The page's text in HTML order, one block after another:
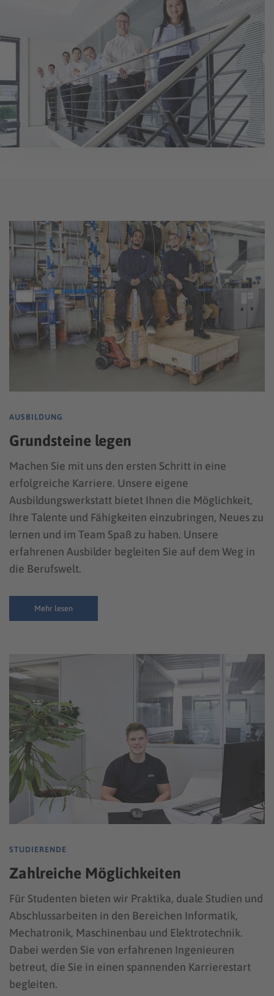
AUSBILDUNG
Grundsteine legen
Machen Sie mit uns den ersten Schritt in eine
erfolgreiche Karriere. Unsere eigene
Ausbildungswerkstatt bietet Ihnen die Möglichkeit,
Ihre Talente und Fähigkeiten einzubringen, Neues zu
lernen und im Team Spaß zu haben. Unsere
erfahrenen Ausbilder begleiten Sie auf dem Weg in
die Berufswelt.
Mehr lesen
STUDIERENDE
Zahlreiche Möglichkeiten
Für Studenten bieten wir Praktika, duale Studien und
Abschlussarbeiten in den Bereichen Informatik,
Mechatronik, Maschinenbau und Elektrotechnik.
Dabei werden Sie von erfahrenen Ingenieuren
betreut, die Sie in einen spannenden Karrierestart
begleiten.